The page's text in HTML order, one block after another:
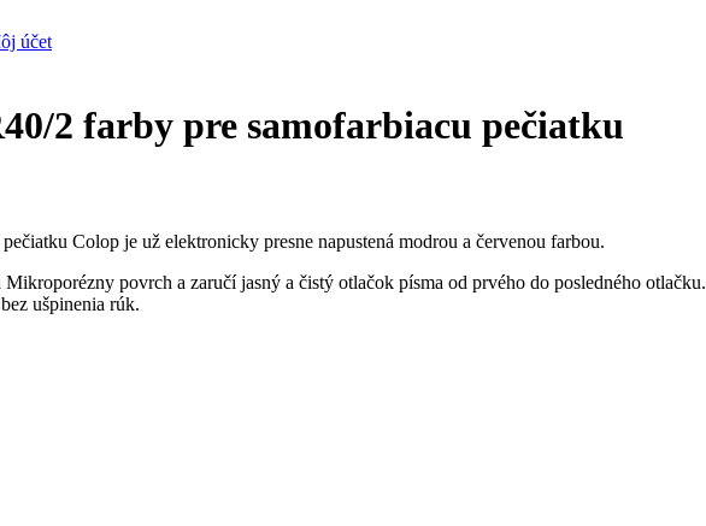
účet
2 farby pre samofarbiacu pečiatku
Colop je už elektronicky presne napustená modrou a červenou farbou.
povrch a zaručí jasný a čistý otlačok písma od prvého do posledného otlačku.
ušpinenia rúk.